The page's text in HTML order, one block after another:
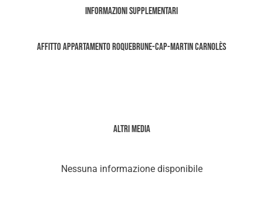
Informazioni supplementari
Affitto Appartamento Roquebrune-Cap-Martin Carnolès
Altri media
Nessuna informazione disponibile